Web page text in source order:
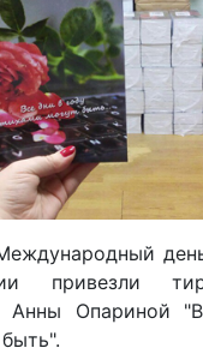
привезли
Анны Опариной